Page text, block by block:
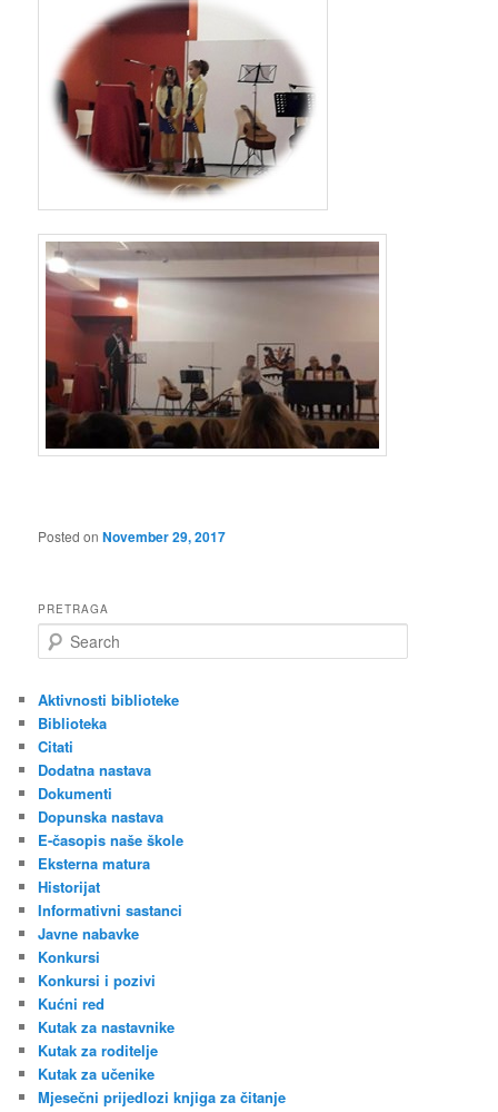
Posted onNovember 29, 2017
PRETRAGA
e
r
c
h
Aktivnosti biblioteke
Biblioteka
Citati
Dodatna nastava
Dokumenti
Dopunska nastava
E-časopis naše škole
Eksterna matura
Historijat
Informativni sastanci
Javne nabavke
Konkursi
Konkursi i pozivi
Kućni red
Kutak za nastavnike
Kutak za roditelje
Kutak za učenike
Mjesečni prijedlozi knjiga za čitanje